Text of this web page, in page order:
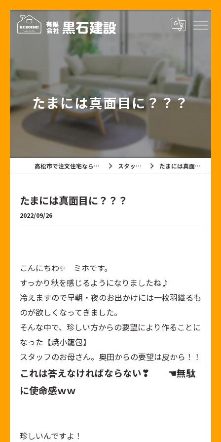
たまには真面目に？？？
高松市で注文住宅なら有限会社黒石建設 スタッフブログ たまには真面目に？？？
たまには真面目に？？？
2022/09/26
こんにちわ✨ ミホです。
すっかり秋を感じるようになりましたね♪
冷えますので早朝・夜のお出かけには一枚羽織るも
のが欲しくなってきました。
そんな中で、珍しい方からの要望により作ることに
なった【焼小籠包】
スタッフのお母さん。奥田からの要望は皮から！！
これは答えなければならない❣ ☚無駄
に使命感ｗｗ
珍しいんですよ！